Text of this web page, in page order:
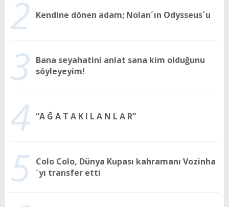
2 Kendine dönen adam; Nolan´ın Odysseus´u
3 Bana seyahatini anlat sana kim olduğunu
söyleyeyim!
4 “A Ğ A T A K I L A N L A R”
5 Colo Colo, Dünya Kupası kahramanı Vozinha
´yı transfer etti